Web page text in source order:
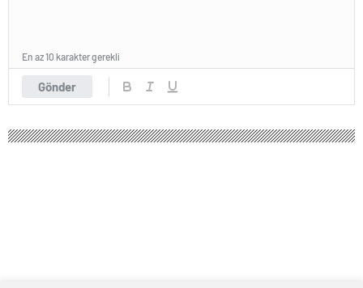
Gönder
En az 10 karakter gerekli